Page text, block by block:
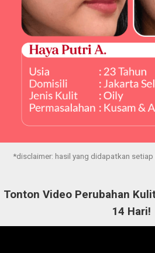
*disclaimer: hasil yang didapatkan
Tonton Video Perubahan
14 Hari!